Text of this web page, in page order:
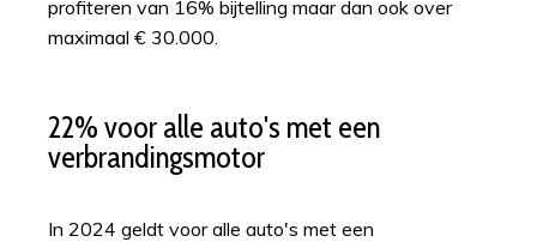
profiteren van 16% bijtelling maar dan ook over
maximaal € 30.000.
22% voor alle auto's met een
verbrandingsmotor
In 2024 geldt voor alle auto's met een